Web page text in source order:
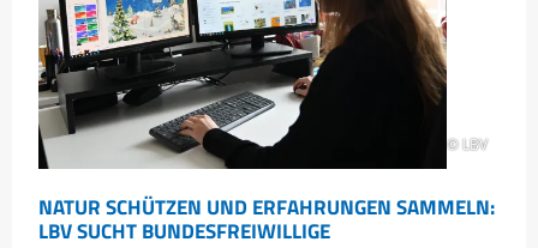
© LBV
NATUR SCHÜTZEN UND ERFAHRUNGEN SAMMELN:
LBV SUCHT BUNDESFREIWILLIGE